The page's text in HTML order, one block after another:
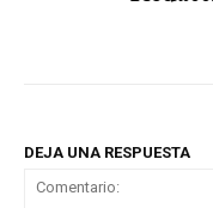
DEJA UNA RESPUESTA